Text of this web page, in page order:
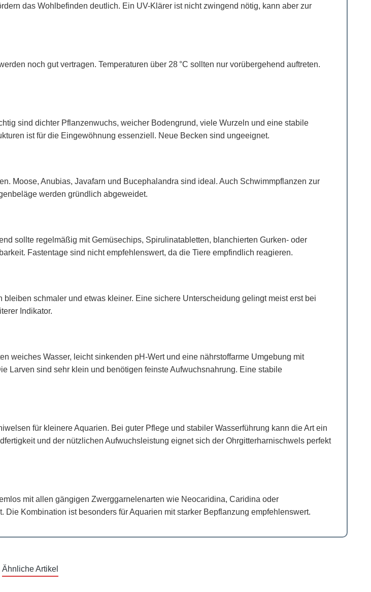
das Wohlbefinden deutlich. Ein UV-Klärer ist nicht zwingend nötig, kann aber zur
noch gut vertragen. Temperaturen über 28 °C sollten nur vorübergehend auftreten.
sind dichter Pflanzenwuchs, weicher Bodengrund, viele Wurzeln und eine stabile
ist für die Eingewöhnung essenziell. Neue Becken sind ungeeignet.
Moose, Anubias, Javafarn und Bucephalandra sind ideal. Auch Schwimmpflanzen zur
werden gründlich abgeweidet.
sollte regelmäßig mit Gemüsechips, Spirulinatabletten, blanchierten Gurken- oder
Fastentage sind nicht empfehlenswert, da die Tiere empfindlich reagieren.
schmaler und etwas kleiner. Eine sichere Unterscheidung gelingt meist erst bei
Indikator.
weiches Wasser, leicht sinkenden pH-Wert und eine nährstoffarme Umgebung mit
Larven sind sehr klein und benötigen feinste Aufwuchsnahrung. Eine stabile
für kleinere Aquarien. Bei guter Pflege und stabiler Wasserführung kann die Art ein
und der nützlichen Aufwuchsleistung eignet sich der Ohrgitterharnischwels perfekt
mit allen gängigen Zwerggarnelenarten wie Neocaridina, Caridina oder
Kombination ist besonders für Aquarien mit starker Bepflanzung empfehlenswert.
Ähnliche Artikel